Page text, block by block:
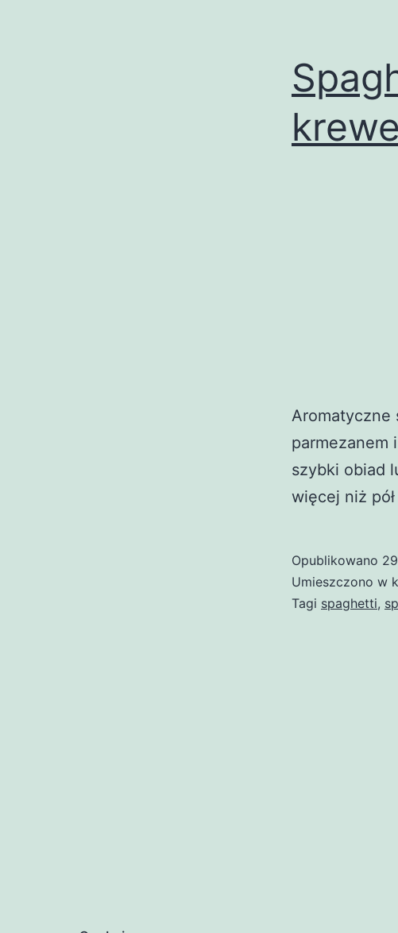
Aromatyczne
parmezanem
szybki obiad
więcej niż
Opublikowano
Umieszczono w
Tagi spaghetti,